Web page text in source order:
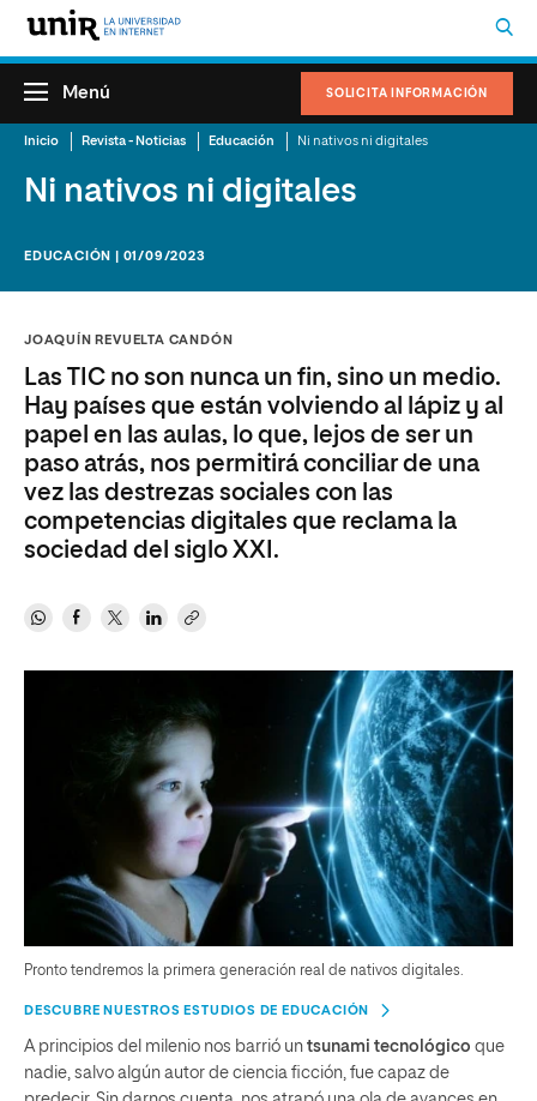
SOLICITA INFORMACIÓN
Menú
Inicio Revista - Noticias Educación Ni nativos ni digitales
Ni nativos ni digitales
EDUCACIÓN | 01/09/2023
JOAQUÍN REVUELTA CANDÓN
Las TIC no son nunca un fin, sino un medio.
Hay países que están volviendo al lápiz y al
papel en las aulas, lo que, lejos de ser un
paso atrás, nos permitirá conciliar de una
vez las destrezas sociales con las
competencias digitales que reclama la
sociedad del siglo XXI.
Pronto tendremos la primera generación real de nativos digitales.
DESCUBRE NUESTROS ESTUDIOS DE EDUCACIÓN
A principios del milenio nos barrió un tsunami tecnológico que
nadie, salvo algún autor de ciencia ficción, fue capaz de